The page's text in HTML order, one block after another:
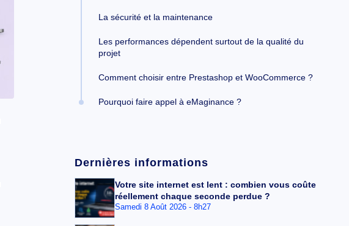
La sécurité et la maintenance
Les performances dépendent surtout de la qualité du
projet
Comment choisir entre Prestashop et WooCommerce ?
Pourquoi faire appel à eMaginance ?
Dernières informations
Votre site internet est lent : combien vous coûte
réellement chaque seconde perdue ?
Samedi 8 Août 2026 - 8h27